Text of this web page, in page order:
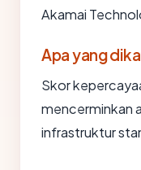
Akamai
Apa yang
Skor
mencerminkan
infrastruktur